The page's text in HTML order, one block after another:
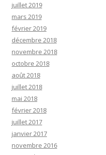
juillet 2019
mars 2019
février 2019
décembre 2018
novembre 2018
octobre 2018
août 2018
juillet 2018
mai 2018
février 2018
juillet 2017
janvier 2017
novembre 2016